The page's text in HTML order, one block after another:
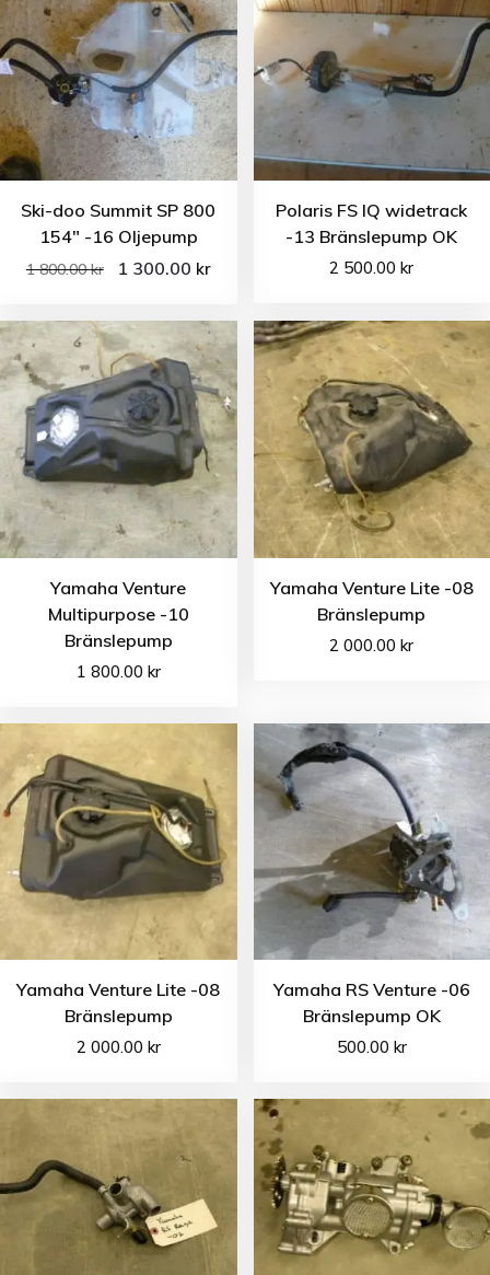
Ski-doo Summit SP 800
154″ -16 Oljepump
1 800.00kr 1 300.00 kr
Polaris FS IQ widetrack
-13 Bränslepump OK
2 500.00kr
Yamaha Venture
Multipurpose -10
Bränslepump
1 800.00 kr
Yamaha Venture Lite -08
Bränslepump
2 000.00kr
Yamaha Venture Lite -08
Bränslepump
2 000.00 kr
Yamaha RS Venture -06
Bränslepump OK
500.00 kr